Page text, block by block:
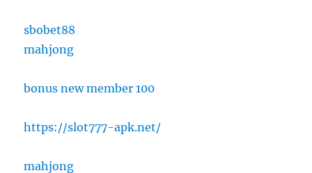
sbobet88
mahjong
bonus new member 100
https://slot777-apk.net/
mahjong